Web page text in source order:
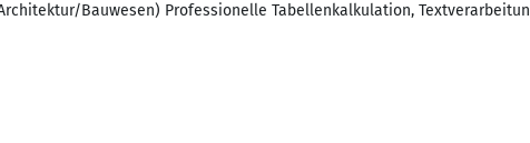
Bauwesen) Professionelle Tabellenkalkulation,